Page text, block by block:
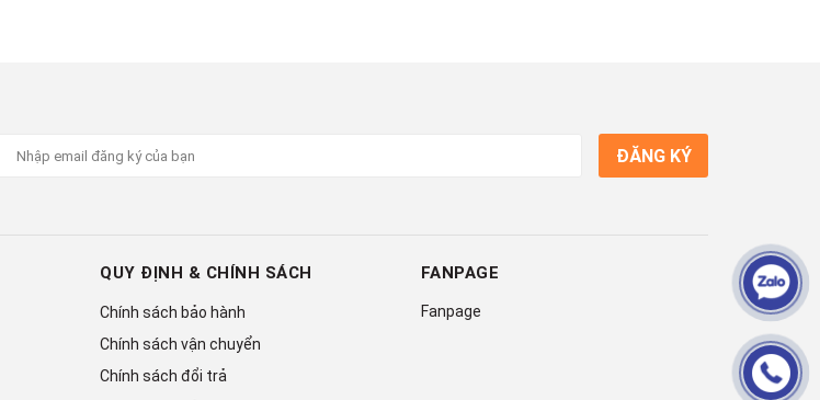
ĐĂNG KÝ
QUY ĐỊNH & CHÍNH SÁCH
Chính sách bảo hành
Chính sách vận chuyển
Chính sách đổi trả
FANPAGE
Fanpage